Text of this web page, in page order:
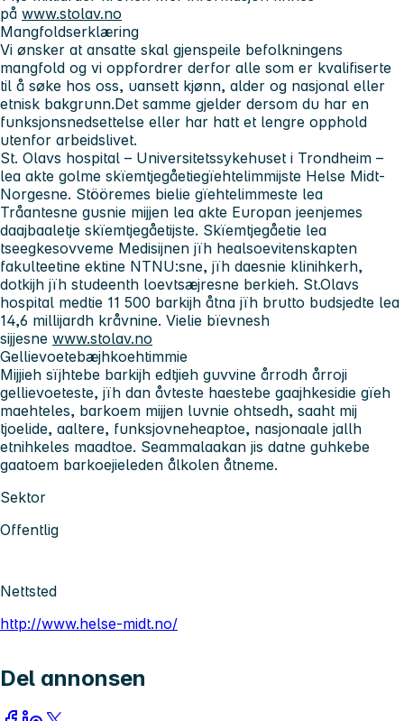
på www.stolav.no
Mangfoldserklæring
Vi ønsker at ansatte skal gjenspeile befolkningens
mangfold og vi oppfordrer derfor alle som er kvalifiserte
til å søke hos oss, uansett kjønn, alder og nasjonal eller
etnisk bakgrunn.Det samme gjelder dersom du har en
funksjonsnedsettelse eller har hatt et lengre opphold
utenfor arbeidslivet.
St. Olavs hospital – Universitetssykehuset i Trondheim –
lea akte golme skïemtjegåetiegïehtelimmijste Helse Midt-
Norgesne. Stööremes bielie gïehtelimmeste lea
Tråantesne gusnie mijjen lea akte Europan jeenjemes
daajbaaletje skïemtjegåetijste. Skïemtjegåetie lea
tseegkesovveme Medisijnen jïh healsoevitenskapten
fakulteetine ektine NTNU:sne, jïh daesnie klinihkerh,
dotkijh jïh studeenth loevtsæjresne berkieh. St.Olavs
hospital medtie 11 500 barkijh åtna jïh brutto budsjedte lea
14,6 millijardh kråvnine. Vielie bïevnesh
sijjesne www.stolav.no
Gellievoetebæjhkoehtimmie
Mijjieh sïjhtebe barkijh edtjieh guvvine årrodh årroji
gellievoeteste, jïh dan åvteste haestebe gaajhkesidie gïeh
maehteles, barkoem mijjen luvnie ohtsedh, saaht mij
tjoelide, aaltere, funksjovneheaptoe, nasjonaale jallh
etnihkeles maadtoe. Seammalaakan jis datne guhkebe
gaatoem barkoejieleden ålkolen åtneme.
Sektor
Offentlig
Nettsted
http://www.helse-midt.no/
Del annonsen